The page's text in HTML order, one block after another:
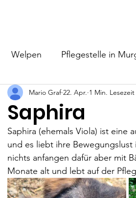
Welpen Pflegestelle in
Saphira
Mario Graf 22. Apr. 1 Min. Lesezeit
Saphira (ehemals Viola) ist eine
und es liebt ihre
nichts anfangen dafür aber mit
Monate alt und lebt auf der